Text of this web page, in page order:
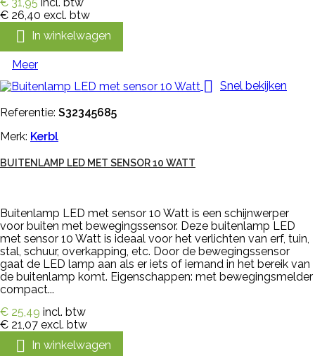
€ 26,40 excl. btw
 In winkelwagen
Meer
 Snel bekijken
Referentie: S32345685
Merk: Kerbl
BUITENLAMP LED MET SENSOR 10 WATT
Buitenlamp LED met sensor 10 Watt is een schijnwerper
voor buiten met bewegingssensor. Deze buitenlamp LED
met sensor 10 Watt is ideaal voor het verlichten van erf, tuin,
stal, schuur, overkapping, etc. Door de bewegingssensor
gaat de LED lamp aan als er iets of iemand in het bereik van
de buitenlamp komt. Eigenschappen: met bewegingsmelder
compact...
€ 25,49 incl. btw
€ 21,07 excl. btw
 In winkelwagen